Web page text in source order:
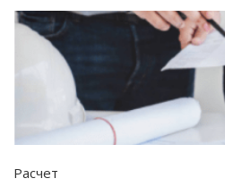
Расчет